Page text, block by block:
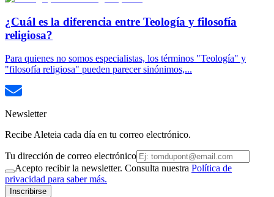
¿Cuál es la diferencia entre Teología y filosofía
religiosa?
Para quienes no somos especialistas, los términos "Teología" y
"filosofía religiosa" pueden parecer sinónimos,...
Newsletter
Recibe Aleteia cada día en tu correo electrónico.
Tu dirección de correo electrónico
Acepto recibir la newsletter. Consulta nuestra Política de
privacidad para saber más.
Inscribirse